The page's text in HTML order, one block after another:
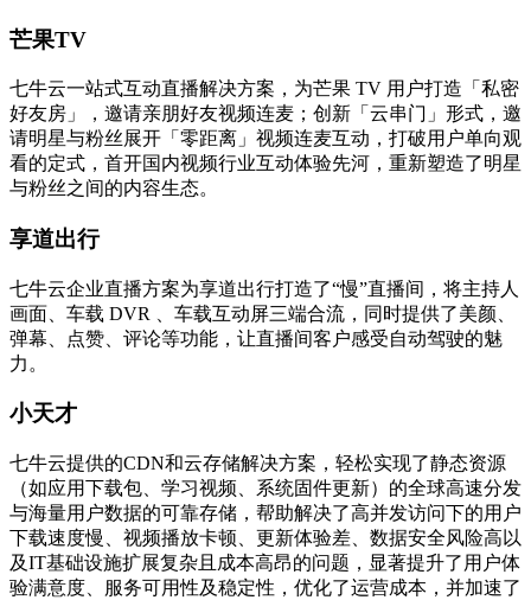
芒果TV
七牛云一站式互动直播解决方案，为芒果 TV 用户打造「私密
好友房」，邀请亲朋好友视频连麦；创新「云串门」形式，邀
请明星与粉丝展开「零距离」视频连麦互动，打破用户单向观
看的定式，首开国内视频行业互动体验先河，重新塑造了明星
与粉丝之间的内容生态。
享道出行
七牛云企业直播方案为享道出行打造了“慢”直播间，将主持人
画面、车载 DVR 、车载互动屏三端合流，同时提供了美颜、
弹幕、点赞、评论等功能，让直播间客户感受自动驾驶的魅
力。
小天才
七牛云提供的CDN和云存储解决方案，轻松实现了静态资源
（如应用下载包、学习视频、系统固件更新）的全球高速分发
与海量用户数据的可靠存储，帮助解决了高并发访问下的用户
下载速度慢、视频播放卡顿、更新体验差、数据安全风险高以
及IT基础设施扩展复杂且成本高昂的问题，显著提升了用户体
验满意度、服务可用性及稳定性，优化了运营成本，并加速了